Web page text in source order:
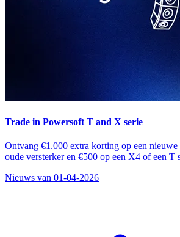
Trade in Powersoft T and X serie
Ontvang €1.000 extra korting op een
oude versterker en €500 op een X4 of een T
Nieuws van 01-04-2026